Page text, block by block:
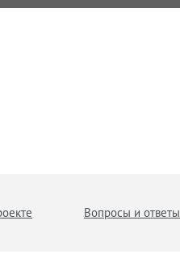
Вопросы и ответы